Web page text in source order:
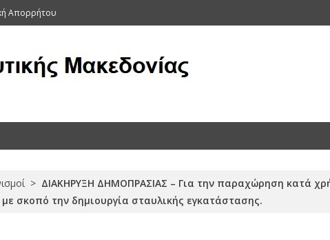
Απορρήτου
(Αρχείο 2011-2015)
> ΔΙΑΚΗΡΥΞΗ ΔΗΜΟΠΡΑΣΙΑΣ – Για την παραχώρηση κατά
σκοπό την δημιουργία σταυλικής εγκατάστασης.